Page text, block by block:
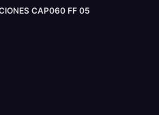
CAP060 FF 05